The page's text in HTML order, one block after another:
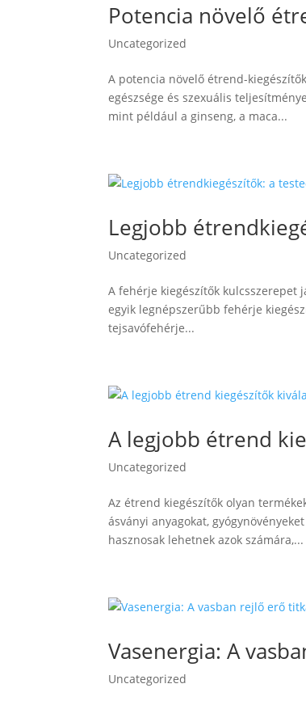
Potencia növelő
Uncategorized
A potencia növelő étrend-
egészsége és szexuális
mint például a ginseng, a maca...
Legjobb
Uncategorized
A fehérje kiegészítők kulcsszerepet
egyik legnépszerűbb fehérje
tejsavófehérje...
A legjobb étrend
Uncategorized
Az étrend kiegészítők olyan
ásványi anyagokat,
hasznosak lehetnek azok számára,...
Vasenergia: A
Uncategorized